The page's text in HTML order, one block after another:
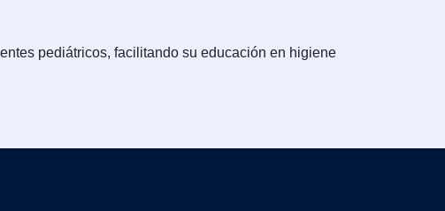
pediátricos, facilitando su educación en higiene